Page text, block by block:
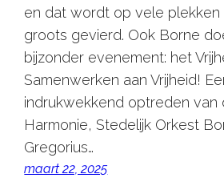
en dat wordt op vele plekken
groots gevierd. Ook Borne
bijzonder evenement: het
Samenwerken aan Vrijheid!
indrukwekkend optreden van
Harmonie, Stedelijk Orkest
Gregorius…
maart 22, 2025